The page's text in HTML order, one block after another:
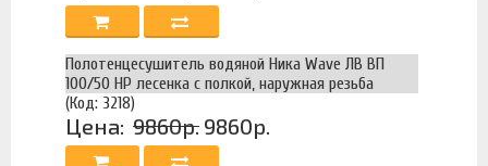
Полотенцесушитель водяной Ника Wave ЛВ ВП
100/50 НР лесенка с полкой, наружная резьба
(Код: 3218)
Цена: 9860р. 9860р.